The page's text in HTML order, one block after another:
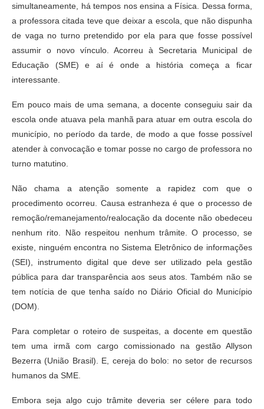
simultaneamente, há tempos nos ensina a Física. Dessa forma,
a professora citada teve que deixar a escola, que não dispunha
de vaga no turno pretendido por ela para que fosse possível
assumir o novo vínculo. Acorreu à Secretaria Municipal de
Educação (SME) e aí é onde a história começa a ficar
interessante.
Em pouco mais de uma semana, a docente conseguiu sair da
escola onde atuava pela manhã para atuar em outra escola do
município, no período da tarde, de modo a que fosse possível
atender à convocação e tomar posse no cargo de professora no
turno matutino.
Não chama a atenção somente a rapidez com que o
procedimento ocorreu. Causa estranheza é que o processo de
remoção/remanejamento/realocação da docente não obedeceu
nenhum rito. Não respeitou nenhum trâmite. O processo, se
existe, ninguém encontra no Sistema Eletrônico de informações
(SEI), instrumento digital que deve ser utilizado pela gestão
pública para dar transparência aos seus atos. Também não se
tem notícia de que tenha saído no Diário Oficial do Município
(DOM).
Para completar o roteiro de suspeitas, a docente em questão
tem uma irmã com cargo comissionado na gestão Allyson
Bezerra (União Brasil). E, cereja do bolo: no setor de recursos
humanos da SME.
Embora seja algo cujo trâmite deveria ser célere para todo